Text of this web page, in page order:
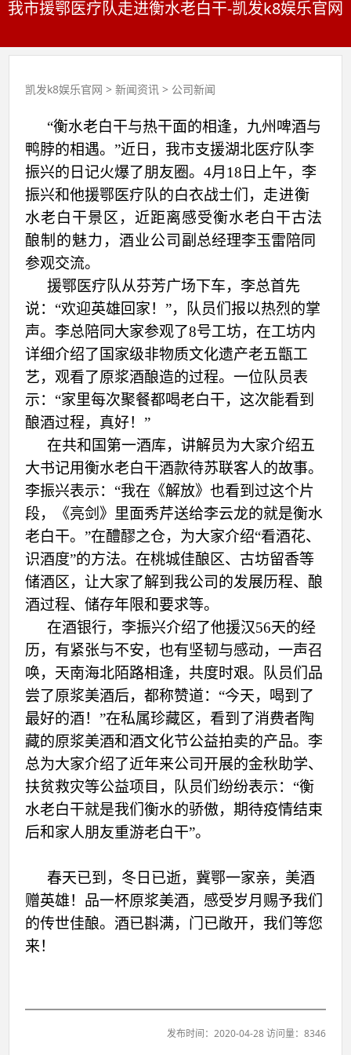
我市援鄂医疗队走进衡水老白干-凯发k8娱乐官网
凯发k8娱乐官网 >新闻资讯 > 公司新闻
“衡水老白干与热干面的相逢，九州啤酒与
鸭脖的相遇。”近日，我市支援湖北医疗队李
振兴的日记火爆了朋友圈。4月18日上午，李
振兴和他援鄂医疗队的白衣战士们， 走进衡
水老白干景区，近距离感受衡水老白干古法
酿制的魅力，酒业公司 副总经理李玉雷陪同
参观交流。
援鄂医疗队从芬芳广场下车，李总首先
说：“欢迎英雄回家！”，队员们报以热烈的掌
声。李总陪同大家参观了8号工坊，在工坊内
详细介绍了国家级非物质文化遗产老五甑工
艺， 观看了原浆酒酿造的过程。一位队员表
示： “家里每次聚餐都喝老白干，这次能看到
酿酒过程，真好！”
在共和国第一酒库，讲解员为大家介绍五
大书记用衡水老白干酒款待苏联客人的故事。
李振兴表示： “我在《解放》也看到过这个片
段，《亮剑》里面秀芹送给李云龙的就是衡水
老白干。”在醴醪之仓，为大家介绍“看酒花、
识酒度”的方法。在桃城佳酿区、古坊留香等
储酒区，让大家了解到我公司的发展历程、酿
酒过程、储存年限和要求等。
在酒银行，李振兴介绍了他援汉56天的经
历，有紧张与不安，也有坚韧与感动，一声召
唤，天南海北陌路相逢，共度时艰。队员们品
尝了原浆美酒后，都称赞道： “今天，喝到了
最好的酒！”在私属珍藏区，看到了消费者陶
藏的原浆美酒和酒文化节公益拍卖的产品。李
总为大家介绍了近年来公司开展的金秋助学、
扶贫救灾等公益项目，队员们纷纷表示：“衡
水老白干就是我们衡水的骄傲，期待疫情结束
后和家人朋友重游老白干”。
春天已到，冬日已逝，冀鄂一家亲，美酒
赠英雄！品一杯原浆美酒，感受岁月赐予我们
的传世佳酿。酒已斟满，门已敞开，我们等您
来！
发布时间：2020-04-28 访问量：8346